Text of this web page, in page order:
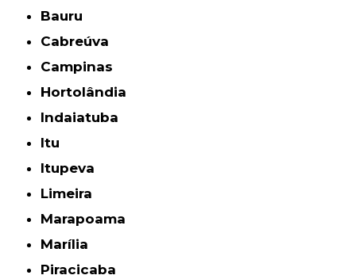
Bauru
Cabreúva
Campinas
Hortolândia
Indaiatuba
Itu
Itupeva
Limeira
Marapoama
Marília
Piracicaba